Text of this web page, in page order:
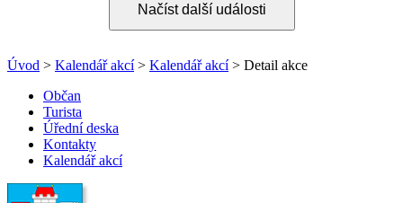
Načíst další události
Úvod > Kalendář akcí> Kalendář akcí> Detail akce
Občan
Turista
Úřední deska
Kontakty
Kalendář akcí